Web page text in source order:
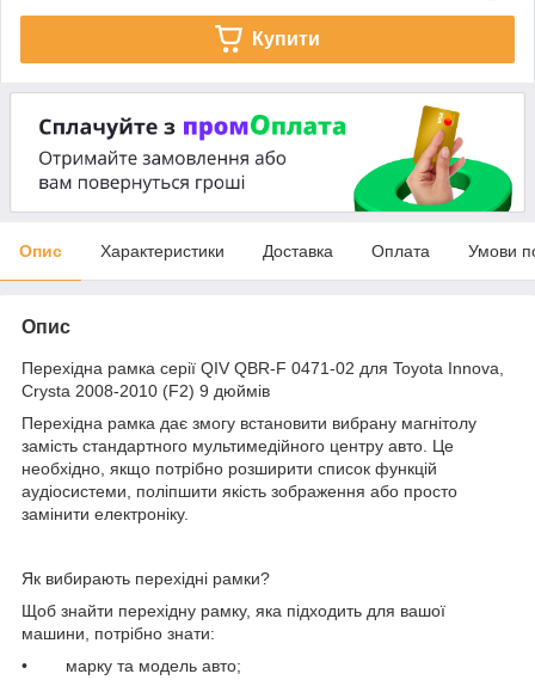
Купити
Опис Характеристики Доставка Оплата Умови
Опис
Перехідна рамка серії QIV QBR-F 0471-02 для Toyota Innova,
Crysta 2008-2010 (F2) 9 дюймів
Перехідна рамка дає змогу встановити вибрану магнітолу
замість стандартного мультимедійного центру авто. Це
необхідно, якщо потрібно розширити список функцій
аудіосистеми, поліпшити якість зображення або просто
замінити електроніку.
Як вибирають перехідні рамки?
Щоб знайти перехідну рамку, яка підходить для вашої
машини, потрібно знати:
• марку та модель авто;